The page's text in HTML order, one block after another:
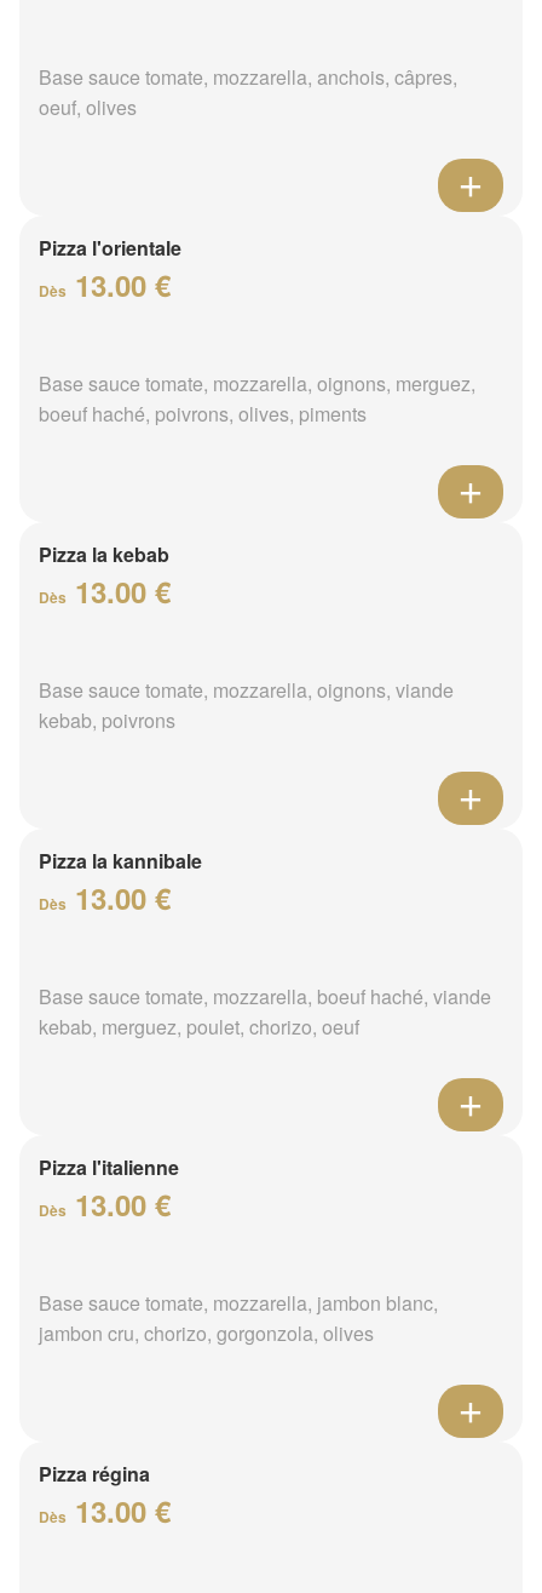
Base sauce tomate, mozzarella, anchois, câpres,
oeuf, olives
Pizza l'orientale
Dès 13.00 €
Base sauce tomate, mozzarella, oignons, merguez,
boeuf haché, poivrons, olives, piments
Pizza la kebab
Dès 13.00 €
Base sauce tomate, mozzarella, oignons, viande
kebab, poivrons
Pizza la kannibale
Dès 13.00 €
Base sauce tomate, mozzarella, boeuf haché, viande
kebab, merguez, poulet, chorizo, oeuf
Pizza l'italienne
Dès 13.00 €
Base sauce tomate, mozzarella, jambon blanc,
jambon cru, chorizo, gorgonzola, olives
Pizza régina
Dès 13.00 €